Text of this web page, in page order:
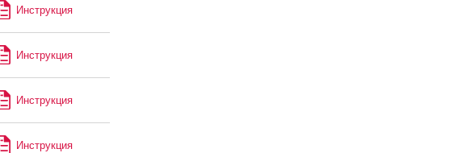
Инструкция
Инструкция
Инструкция
Инструкция